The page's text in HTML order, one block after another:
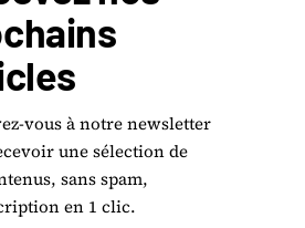
vous à notre newsletter
une sélection de
sans spam,
en 1 clic.